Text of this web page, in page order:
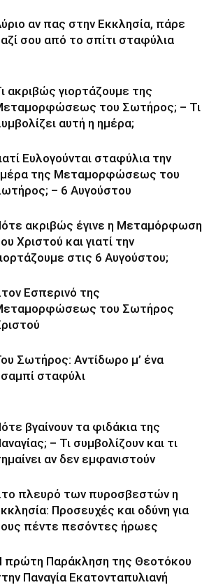
αν πας στην Εκκλησία, πάρε
σου από το σπίτι σταφύλια
ακριβώς γιορτάζουμε της
του Σωτήρος; – Τι
αυτή η ημέρα;
Ευλογούνται σταφύλια την
της Μεταμορφώσεως του
– 6 Αυγούστου
ακριβώς έγινε η Μεταμόρφωση
Χριστού και γιατί την
στις 6 Αυγούστου;
Εσπερινό της
του Σωτήρος
Σωτήρος: Αντίδωρο μ’ ένα
σταφύλι
βγαίνουν τα φιδάκια της
– Τι συμβολίζουν και τι
αν δεν εμφανιστούν
πλευρό των πυροσβεστών η
Προσευχές και οδύνη για
πέντε πεσόντες ήρωες
πρώτη Παράκληση της Θεοτόκου
Παναγία Εκατονταπυλιανή